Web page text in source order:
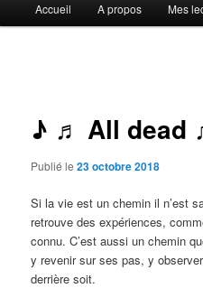
Accueil A propos Mes
♪ ♬ All dead
Publié le23 octobre 2018
Si la vie est un chemin il n’est
retrouve des expériences,
connu. C’est aussi un chemin
y revenir sur ses pas, y
derrière soit.